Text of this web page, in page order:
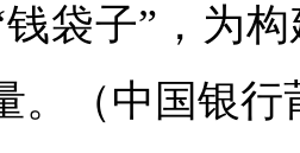
袋子”，为
。（中国银行